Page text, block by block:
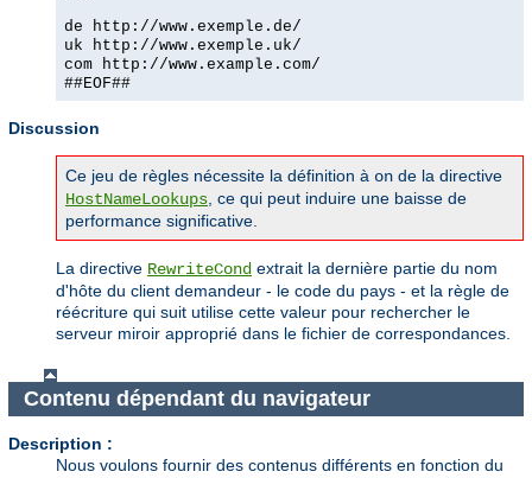
de http://www.exemple.de/
uk http://www.exemple.uk/
com http://www.example.com/
##EOF##
Discussion
Ce jeu de règles nécessite la définition à on de la directive
HostNameLookups, ce qui peut induire une baisse de
performance significative.
La directive RewriteCond extrait la dernière partie du nom
d'hôte du client demandeur - le code du pays - et la règle de
réécriture qui suit utilise cette valeur pour rechercher le
serveur miroir approprié dans le fichier de correspondances.
Contenu dépendant du navigateur
Description :
Nous voulons fournir des contenus différents en fonction du